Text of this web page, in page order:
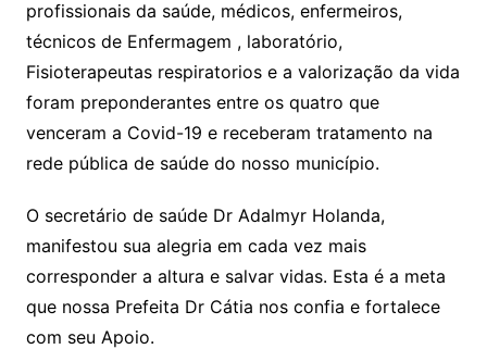
profissionais da saúde, médicos, enfermeiros,
técnicos de Enfermagem , laboratório,
Fisioterapeutas respiratorios e a valorização da vida
foram preponderantes entre os quatro que
venceram a Covid-19 e receberam tratamento na
rede pública de saúde do nosso município.
O secretário de saúde Dr Adalmyr Holanda,
manifestou sua alegria em cada vez mais
corresponder a altura e salvar vidas. Esta é a meta
que nossa Prefeita Dr Cátia nos confia e fortalece
com seu Apoio.